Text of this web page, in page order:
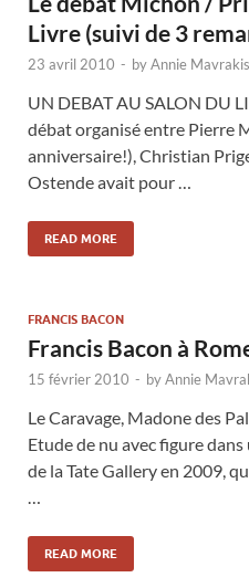
Livre (suivi de 3
23 avril 2010 - byAnnie Mavrakis
UN DEBAT AU SALON DU
débat organisé entre Pierre
anniversaire!), Christian
Ostende avait pour …
READ MORE
FRANCIS BACON
Francis Bacon à
15 février 2010 - byAnnie
Le Caravage, Madone des
Etude de nu avec figure
de la Tate Gallery en 2009,
…
READ MORE